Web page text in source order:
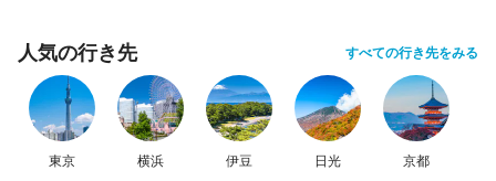
人気の行き先 すべての行き先をみる
東京 横浜 伊豆 日光 京都